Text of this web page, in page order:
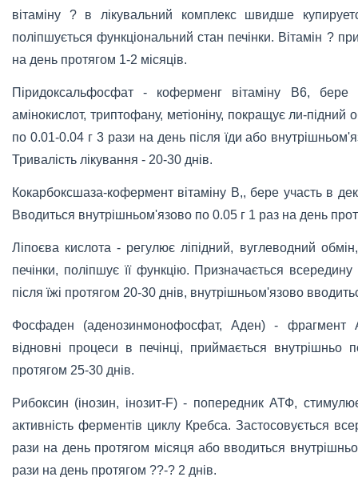
вітаміну ? в лікувальний комплекс швидше
поліпшується функціональний стан печінки. Вітамін ?
на день протягом 1-2 місяців.
Піридоксальфосфат - коферменг вітаміну В6, бере
амінокислот, триптофану, метіоніну, покращує ли-підний
по 0.01-0.04 г 3 рази на день після їди або
Тривалість лікування - 20-30 днів.
Кокарбоксшаза-кофермент вітаміну В,, бере участь в
Вводиться внутрішньом'язово по 0.05 г 1 раз на день
Ліпоєва кислота - регулює ліпідний, вуглеводний
печінки, поліпшує її функцію. Призначається
після їжі протягом 20-30 днів, внутрішньом'язово
Фосфаден (аденозинмонофосфат, Аден) - фрагмент
відновні процеси в печінці, приймається
протягом 25-30 днів.
Рибоксин (інозин, інозит-F) - попередник АТФ,
активність ферментів циклу Кребса. Застосовується
рази на день протягом місяця або вводиться
рази на день протягом ??-? 2 днів.